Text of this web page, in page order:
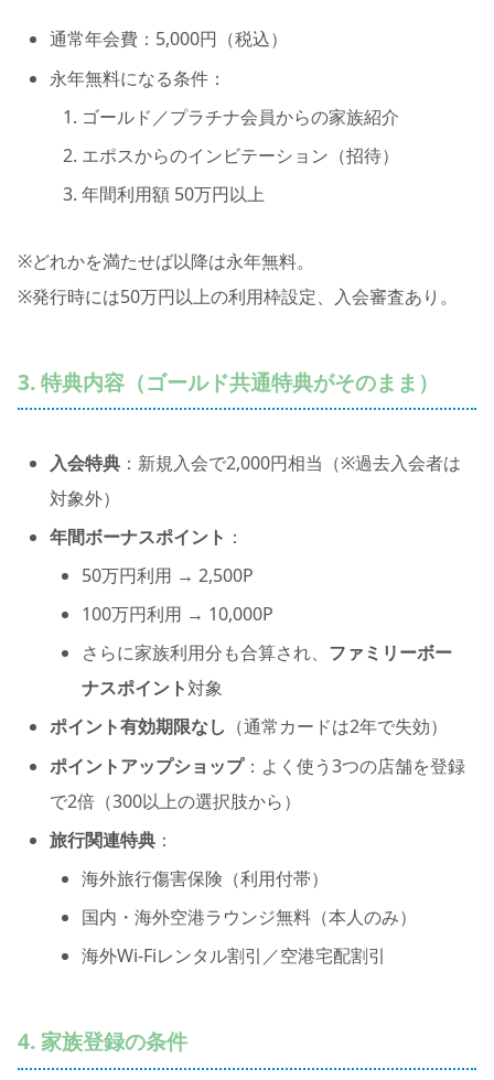
通常年会費：5,000円（税込）
永年無料になる条件：
ゴールド／プラチナ会員からの家族紹介
エポスからのインビテーション（招待）
年間利用額 50万円以上
※どれかを満たせば以降は永年無料。
※発行時には50万円以上の利用枠設定、入会審査あり。
3. 特典内容（ゴールド共通特典がそのまま）
入会特典 ：新規入会で2,000円相当（※過去入会者は
対象外）
年間ボーナスポイント ：
50万円利用 → 2,500P
100万円利用 → 10,000P
さらに家族利用分も合算され、 ファミリーボー
ナスポイント対象
ポイント有効期限なし （通常カードは2年で失効）
ポイントアップショップ：よく使う3つの店舗を登録
で2倍（300以上の選択肢から）
旅行関連特典 ：
海外旅行傷害保険（利用付帯）
国内・海外空港ラウンジ無料（本人のみ）
海外Wi-Fiレンタル割引／空港宅配割引
4. 家族登録の条件